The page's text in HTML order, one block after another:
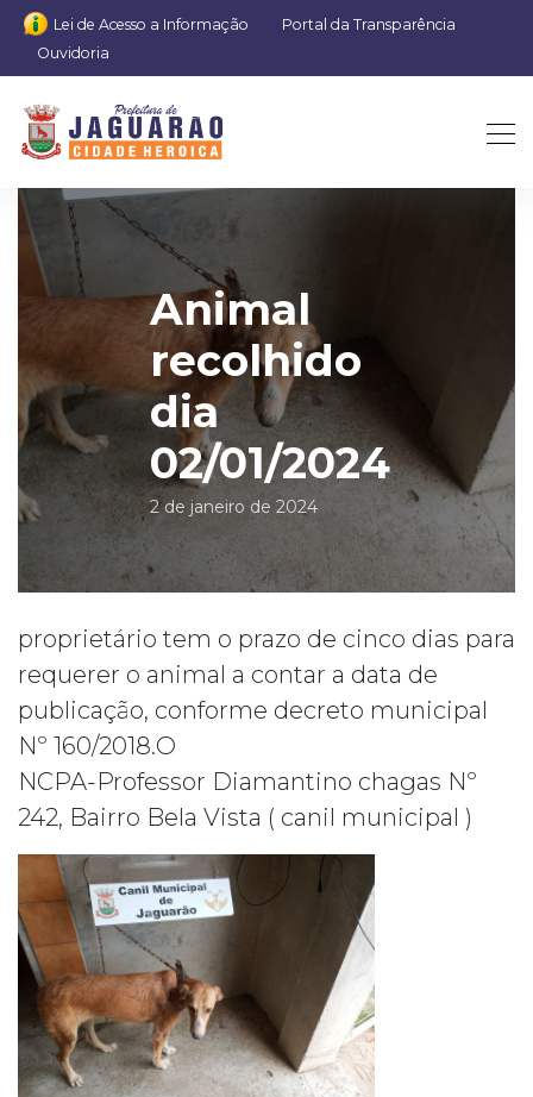
Lei de Acesso a Informação
Portal da Transparência
Ouvidoria
Animal
recolhido
dia
02/01/2024
2 de janeiro de 2024
proprietário tem o prazo de cinco dias para
requerer o animal a contar a data de
publicação, conforme decreto municipal
Nº 160/2018.O
NCPA-Professor Diamantino chagas Nº
242, Bairro Bela Vista ( canil municipal )